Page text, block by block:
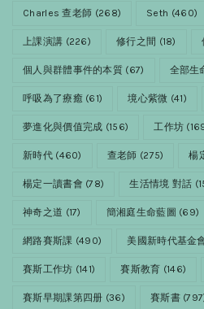
Charles 查老師 (268) Seth (460)
上課演講 (226) 修行之間 (18)
個人與群體事件的本質 (67) 全部生
呼吸為了療癒 (61) 境心紫微 (41)
夢進化與價值完成 (156) 工作坊
新時代(460) 查老師 (275) 楊
楊定一讀書會 (78) 生活情境 對話
神奇之道 (17) 簡湘庭生命藍圖 (69)
網路賽斯課 (490) 美國新時代基金
賽斯工作坊 (141) 賽斯教育 (146)
賽斯早期課第四册 (36) 賽斯書